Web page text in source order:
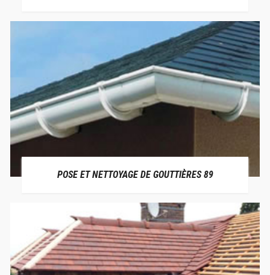
POSE ET NETTOYAGE DE GOUTTIÈRES 89